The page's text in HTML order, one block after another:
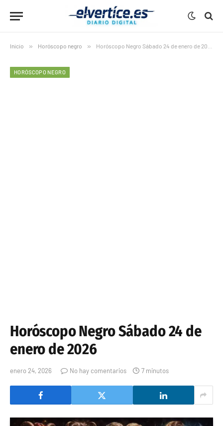
Inicio » Horóscopo negro » Horóscopo Negro Sábado 24 de enero de 2026
HORÓSCOPO NEGRO
Horóscopo Negro Sábado 24 de
enero de 2026
enero 24, 2026 No hay comentarios 7 minutos